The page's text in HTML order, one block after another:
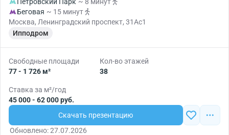
Беговая ~ 15 минут
Москва, Ленинградский проспект, 31Ас1
Ипподром
Свободные площади
77 - 1 726 м²
Кол-во этажей
38
Ставка за м²/год
45 000 - 62 000 руб.
Скачать презентацию
Обновлено: 27.07.2026